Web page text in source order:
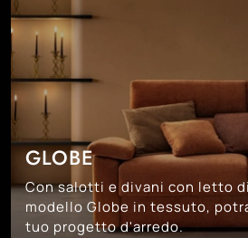
GLOBE
Con salotti e divani con letto
modello Globe in tessuto,
tuo progetto d'arredo.